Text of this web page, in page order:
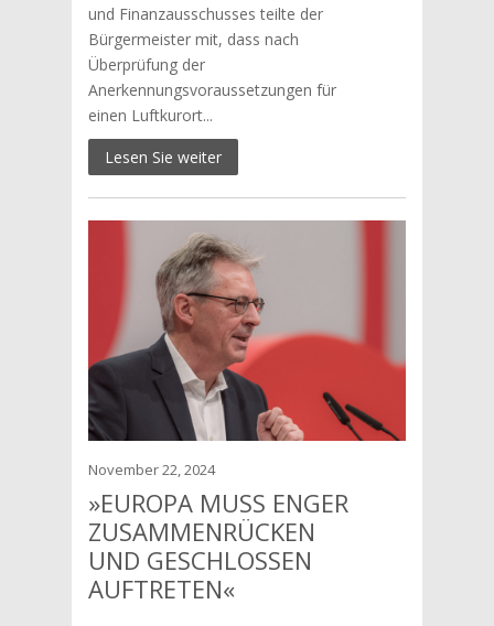
und Finanzausschusses teilte der
Bürgermeister mit, dass nach
Überprüfung der
Anerkennungsvoraussetzungen für
einen Luftkurort...
Lesen Sie weiter
November 22, 2024
»EUROPA MUSS ENGER
ZUSAMMENRÜCKEN
UND GESCHLOSSEN
AUFTRETEN«